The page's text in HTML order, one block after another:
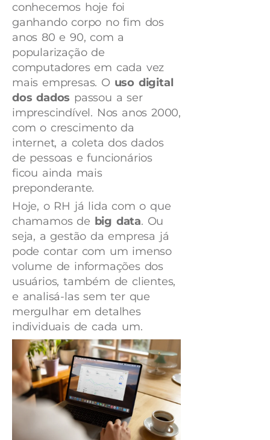
conhecemos hoje foi
ganhando corpo no fim dos
anos 80 e 90, com a
popularização de
computadores em cada vez
mais empresas. O uso digital
dos dados passou a ser
imprescindível. Nos anos 2000,
com o crescimento da
internet, a coleta dos dados
de pessoas e funcionários
ficou ainda mais
preponderante.
Hoje, o RH já lida com o que
chamamos de big data. Ou
seja, a gestão da empresa já
pode contar com um imenso
volume de informações dos
usuários, também de clientes,
e analisá-las sem ter que
mergulhar em detalhes
individuais de cada um.